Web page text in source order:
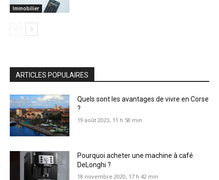
Immobilier
ARTICLES POPULAIRES
Quels sont les avantages de vivre en Corse
?
19 août 2023, 11 h 58 min
Pourquoi acheter une machine à café
DeLonghi ?
18 novembre 2020, 17 h 42 min